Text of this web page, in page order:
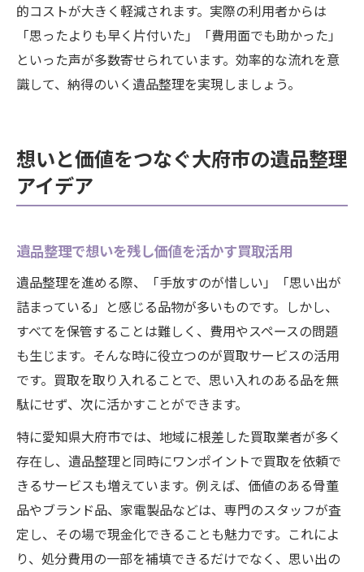
的コストが大きく軽減されます。実際の利用者からは
「思ったよりも早く片付いた」「費用面でも助かった」
といった声が多数寄せられています。効率的な流れを意
識して、納得のいく遺品整理を実現しましょう。
想いと価値をつなぐ大府市の遺品整理
アイデア
遺品整理で想いを残し価値を活かす買取活用
遺品整理を進める際、「手放すのが惜しい」「思い出が
詰まっている」と感じる品物が多いものです。しかし、
すべてを保管することは難しく、費用やスペースの問題
も生じます。そんな時に役立つのが買取サービスの活用
です。買取を取り入れることで、思い入れのある品を無
駄にせず、次に活かすことができます。
特に愛知県大府市では、地域に根差した買取業者が多く
存在し、遺品整理と同時にワンポイントで買取を依頼で
きるサービスも増えています。例えば、価値のある骨董
品やブランド品、家電製品などは、専門のスタッフが査
定し、その場で現金化できることも魅力です。これによ
り、処分費用の一部を補填できるだけでなく、思い出の